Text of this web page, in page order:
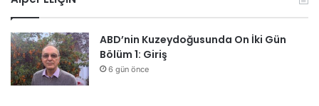
ABD’nin Kuzeydoğusunda On İki Gün
Bölüm 1: Giriş
6 gün önce